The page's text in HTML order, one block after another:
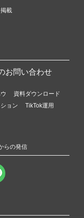
載
お問い合わせ
資料ダウンロード
ョン
TikTok運用
らの発信